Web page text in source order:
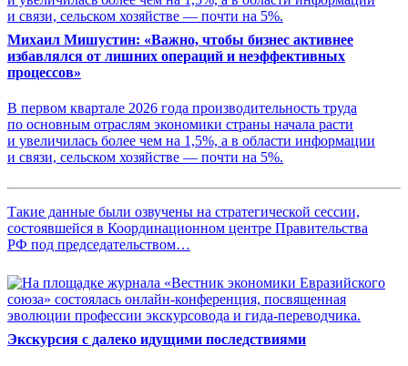
Михаил Мишустин: «Важно, чтобы бизнес активнее
избавлялся от лишних операций и неэффективных
процессов»
В первом квартале 2026 года производительность труда
по основным отраслям экономики страны начала расти
и увеличилась более чем на 1,5%, а в области информации
и связи, сельском хозяйстве — почти на 5%.
Такие данные были озвучены на стратегической сессии,
состоявшейся в Координационном центре Правительства
РФ под председательством…
Экскурсия с далеко идущими последствиями